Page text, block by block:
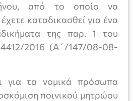
από το οποίο να
καταδικασθεί για ένα
της παρ. 1 του
2016 (Α΄/147/08-08-
για τα νομικά πρόσωπα
ποινικού μητρώου